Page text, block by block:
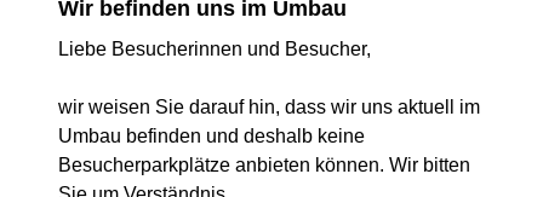
Wir befinden uns im Umbau
Liebe Besucherinnen und Besucher,
wir weisen Sie darauf hin, dass wir uns aktuell im
Umbau befinden und deshalb keine
Besucherparkplätze anbieten können. Wir bitten